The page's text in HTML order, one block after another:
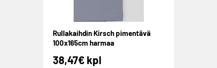
Rullakaihdin Kirsch pimentävä
100x165cm harmaa
38,47€ kpl